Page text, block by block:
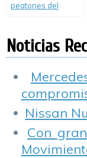
peatones del
Noticias
Nissan
Con